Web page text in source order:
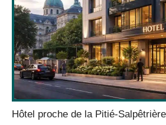
Hôtel proche de la Pitié-